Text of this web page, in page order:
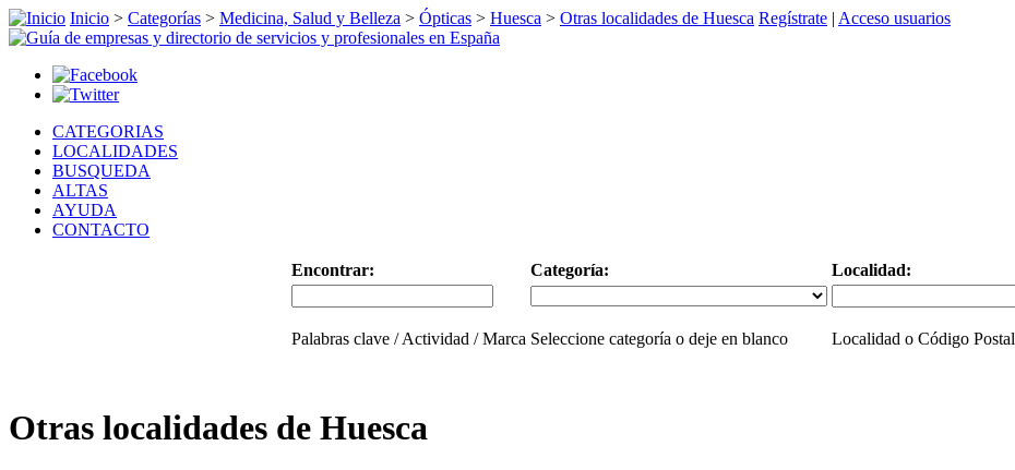
Inicio > Categorías > Medicina, Salud y Belleza > Ópticas > Huesca > Otras localidades de Huesca Regístrate | Acceso usuarios
CATEGORIAS
LOCALIDADES
BUSQUEDA
ALTAS
AYUDA
CONTACTO
Encontrar: Categoría: Localidad:
Palabras clave / Actividad / Marca Seleccione categoría o deje en blanco Localidad o Código Postal
Otras localidades de Huesca